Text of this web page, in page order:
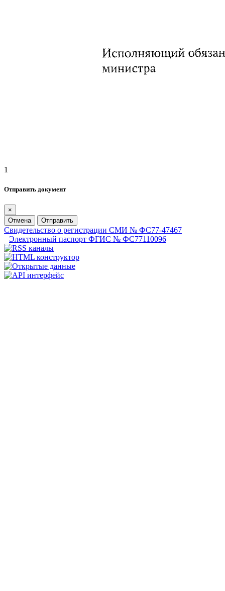
1
Отправить документ
×
Отмена
Отправить
Свидетельство о регистрации СМИ № ФС77-47467
Электронный паспорт ФГИС № ФС77110096